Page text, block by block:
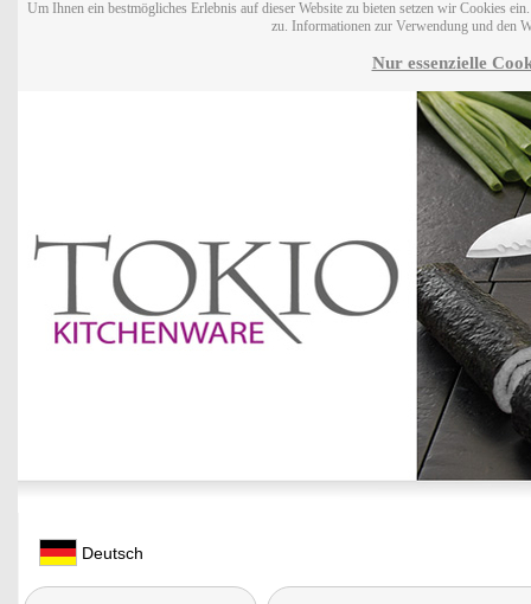
Um Ihnen ein bestmögliches Erlebnis auf dieser Website zu bieten setzen wir Cookies
zu. Informationen zur Verwendung und den
Nur essenzielle
Deutsch